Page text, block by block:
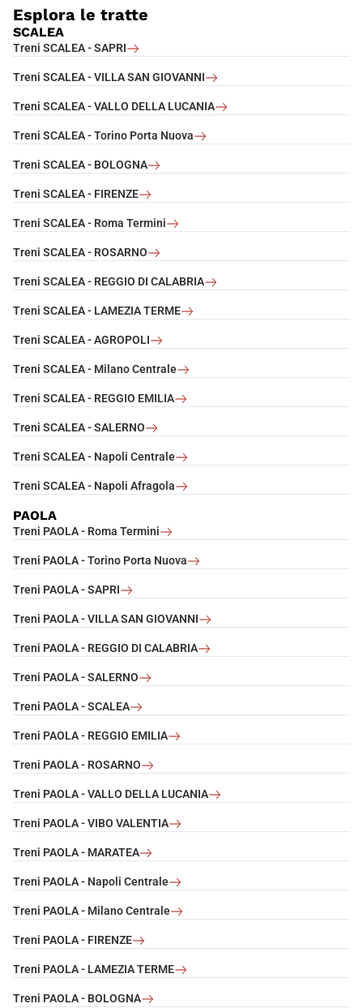
Esplora le tratte
SCALEA
Treni SCALEA - SAPRI
Treni SCALEA - VILLA SAN GIOVANNI
Treni SCALEA - VALLO DELLA LUCANIA
Treni SCALEA - Torino Porta Nuova
Treni SCALEA - BOLOGNA
Treni SCALEA - FIRENZE
Treni SCALEA - Roma Termini
Treni SCALEA - ROSARNO
Treni SCALEA - REGGIO DI CALABRIA
Treni SCALEA - LAMEZIA TERME
Treni SCALEA - AGROPOLI
Treni SCALEA - Milano Centrale
Treni SCALEA - REGGIO EMILIA
Treni SCALEA - SALERNO
Treni SCALEA - Napoli Centrale
Treni SCALEA - Napoli Afragola
PAOLA
Treni PAOLA - Roma Termini
Treni PAOLA - Torino Porta Nuova
Treni PAOLA - SAPRI
Treni PAOLA - VILLA SAN GIOVANNI
Treni PAOLA - REGGIO DI CALABRIA
Treni PAOLA - SALERNO
Treni PAOLA - SCALEA
Treni PAOLA - REGGIO EMILIA
Treni PAOLA - ROSARNO
Treni PAOLA - VALLO DELLA LUCANIA
Treni PAOLA - VIBO VALENTIA
Treni PAOLA - MARATEA
Treni PAOLA - Napoli Centrale
Treni PAOLA - Milano Centrale
Treni PAOLA - FIRENZE
Treni PAOLA - LAMEZIA TERME
Treni PAOLA - BOLOGNA